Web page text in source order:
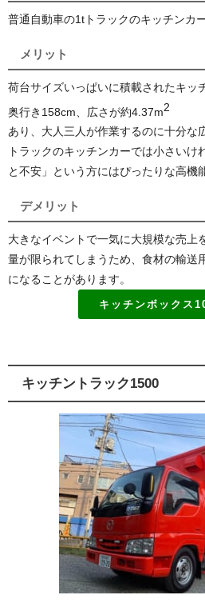
普通自動車の1tトラックのキッチンカ
メリット
荷台サイズいっぱいに積載されたキッ
奥行き158cm、広さが約4.37m2
あり、大人三人が作業するのに十分な
トラックのキッチンカーでは小さいけ
と不安」という方にはぴったりな高機
デメリット
大きなイベントで一気に大規模な売上
量が限られてしまうため、食材の輸送
になることがあります。
キッチンボックス
キッチントラック1500